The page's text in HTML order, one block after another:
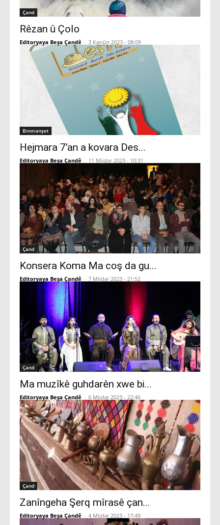
Çand
Rêzan û Çolo
Editoryaya Beşa Çandê - 3 Kanûn 2023 - 08:09
Binmanşet
Hejmara 7’an a kovara Des...
Editoryaya Beşa Çandê - 11 Mijdar 2023 - 10:31
Çand
Konsera Koma Ma coş da gu...
Editoryaya Beşa Çandê - 7 Mijdar 2023 - 21:52
Çand
Ma muzîkê guhdarên xwe bi...
Editoryaya Beşa Çandê - 6 Mijdar 2023 - 22:46
Çand
Zanîngeha Şerq mîrasê çan...
Editoryaya Beşa Çandê - 4 Mijdar 2023 - 17:49